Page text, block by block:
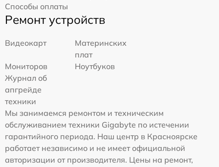
Способы оплаты
Ремонт устройств
Видеокарт
Материнских
плат
Мониторов
Ноутбуков
Журнал об
апгрейде
техники
Мы занимаемся ремонтом и техническим
обслуживанием техники Gigabyte по истечении
гарантийного периода. Наш центр в Красноярске
работает независимо и не имеет официальной
авторизации от производителя. Цены на ремонт,